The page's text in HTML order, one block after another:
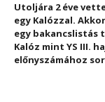
Utoljára 2 éve
egy Kalózzal.
egy
Kalóz mint YS III.
előnyszámához